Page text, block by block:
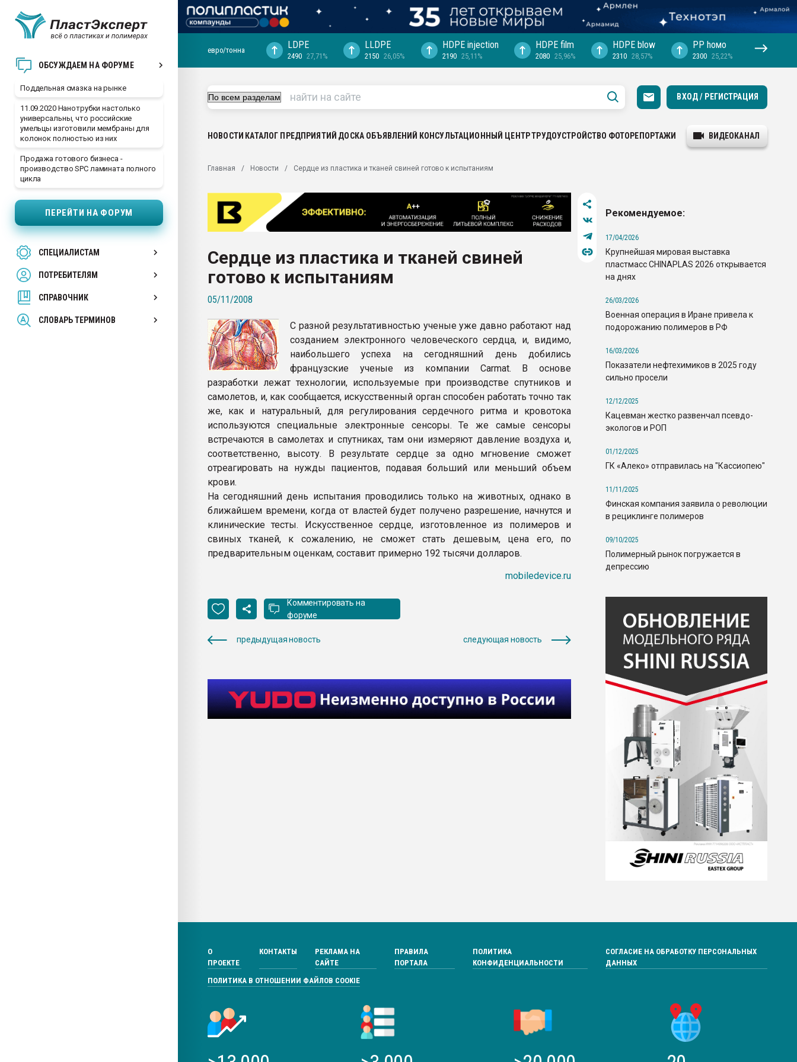
ОБСУЖДАЕМ НА ФОРУМЕ
Поддельная смазка на рынке
11.09.2020 Нанотрубки настолько
универсальны, что российские
умельцы изготовили мембраны для
колонок полностью из них
Продажа готового бизнеса -
производство SPC ламината полного
цикла
ПЕРЕЙТИ НА ФОРУМ
СПЕЦИАЛИСТАМ
ПОТРЕБИТЕЛЯМ
СПРАВОЧНИК
СЛОВАРЬ ТЕРМИНОВ
ближайшее подмосковье, с.-в.
Подмосковье, Москва
первый план в переработке
28.07.2026 "Технониколь" довольна
ситуацией на строительном рынке
Всё, что касается выдува ПЭТ
Материал поверхности пуансона для
Продам отходы Композиция
поликарбоната и АБС-пластика
Armaloy PC/ABS-1IM черный цвет
евро/тонна LDPE
2490 27,71%
LLDPE
2150 26,05%
HDPE injection
2190 25,11%
HDPE film
2080 25,96%
HDPE blow
2310 28,57%
PP hомо
2300 25,22%
ВХОД / РЕГИСТРАЦИЯ
НОВОСТИ КАТАЛОГ ПРЕДПРИЯТИЙ ДОСКА ОБЪЯВЛЕНИЙ КОНСУЛЬТАЦИОННЫЙ ЦЕНТРТРУДОУСТРОЙСТВО ФОТОРЕПОРТАЖИ ВИДЕОКАНАЛ
Главная Новости Сердце из пластика и тканей свиней готово к испытаниям
Сердце из пластика и тканей свиней
готово к испытаниям
05/11/2008
С разной результативностью ученые уже давно работают над
созданием электронного человеческого сердца, и, видимо,
наибольшего успеха на сегодняшний день добились
французские ученые из компании Carmat. В основе
разработки лежат технологии, используемые при производстве спутников и
самолетов, и, как сообщается, искусственный орган способен работать точно так
же, как и натуральный, для регулирования сердечного ритма и кровотока
используются специальные электронные сенсоры. Те же самые сенсоры
встречаются в самолетах и спутниках, там они измеряют давление воздуха и,
соответственно, высоту. В результате сердце за одно мгновение сможет
отреагировать на нужды пациентов, подавая больший или меньший объем
крови.
На сегодняшний день испытания проводились только на животных, однако в
ближайшем времени, когда от властей будет получено разрешение, начнутся и
клинические тесты. Искусственное сердце, изготовленное из полимеров и
свиных тканей, к сожалению, не сможет стать дешевым, цена его, по
предварительным оценкам, составит примерно 192 тысячи долларов.
mobiledevice.ru
Комментировать на
форуме
предыдущая новость следующая новость
Рекомендуемое:
17/04/2026
Крупнейшая мировая выставка
пластмасс CHINAPLAS 2026 открывается
на днях
26/03/2026
Военная операция в Иране привела к
подорожанию полимеров в РФ
16/03/2026
Показатели нефтехимиков в 2025 году
сильно просели
12/12/2025
Кацевман жестко развенчал псевдо-
экологов и РОП
01/12/2025
ГК «Алеко» отправилась на "Кассиопею"
11/11/2025
Финская компания заявила о революции
в рециклинге полимеров
09/10/2025
Полимерный рынок погружается в
депрессию
О
ПРОЕКТЕ
КОНТАКТЫ
РЕКЛАМА НА
САЙТЕ
ПРАВИЛА
ПОРТАЛА
ПОЛИТИКА
КОНФИДЕНЦИАЛЬНОСТИ
СОГЛАСИЕ НА ОБРАБОТКУ ПЕРСОНАЛЬНЫХ
ДАННЫХ
ПОЛИТИКА В ОТНОШЕНИИ ФАЙЛОВ COOKIE